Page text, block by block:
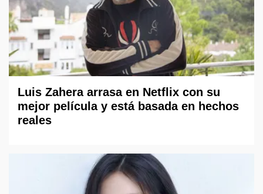
Luis Zahera arrasa en Netflix con su
mejor película y está basada en hechos
reales